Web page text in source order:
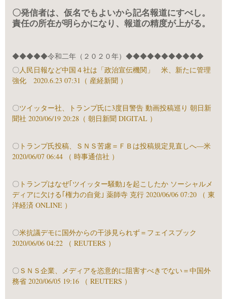
〇発信者は、仮名でもよいから記名報道にすべし。
責任の所在が明らかになり、報道の精度が上がる。
◆◆◆◆◆令和二年（２０２０年）◆◆◆◆◆◆◆◆◆◆◆
〇人民日報など中国４社は「政治宣伝機関」 米、新たに管理
強化 2020.6.23 07:31（ 産経新聞 ）
〇ツイッター社、トランプ氏に3度目警告 動画投稿巡り 朝日新
聞社 2020/06/19 20:28（ 朝日新聞 DIGITAL ）
〇 トランプ氏投稿、ＳＮＳ苦慮＝ＦＢは投稿規定見直しへ―米
2020/06/07 06:44 （ 時事通信社 ）
〇 トランプはなぜ｢ツイッター騒動｣を起こしたか ソーシャルメ
ディアに欠ける｢権力の自覚｣ 薬師寺 克行 2020/06/06 07:20 （ 東
洋経済 ONLINE ）
〇米抗議デモに国外からの干渉見られず＝フェイスブック
2020/06/06 04:22 （ REUTERS ）
〇ＳＮＳ企業、メディアを恣意的に阻害すべきでない＝中国外
務省 2020/06/05 19:16 （ REUTERS ）